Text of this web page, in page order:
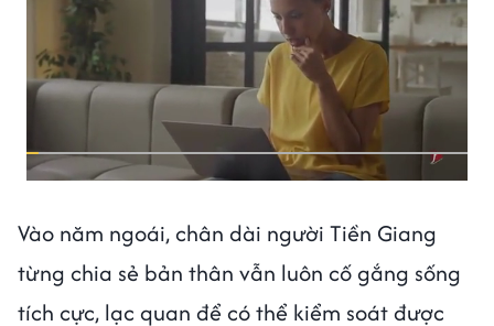
Vào năm ngoái, chân dài người Tiền Giang
từng chia sẻ bản thân vẫn luôn cố gắng sống
tích cực, lạc quan để có thể kiểm soát được